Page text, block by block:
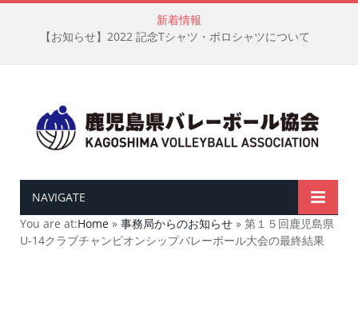
新着情報
【お知らせ】2022 記念Tシャツ・ポロシャツについて
NAVIGATE
You are at:Home » 事務局からのお知らせ » 第１５回鹿児島県
U-14クラブチャンピオンシップバレーボール大会の最終結果